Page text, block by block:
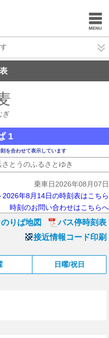
ぎ
1
を合わせて表示しています
さとうのふるさとゆき
乗車日2026年08月07日
年8月14日の時刻表はこちら
時刻のお問い合わせはこちらへ
のりば地図
バス停時刻表
接近情報コード印刷
日曜/祝日